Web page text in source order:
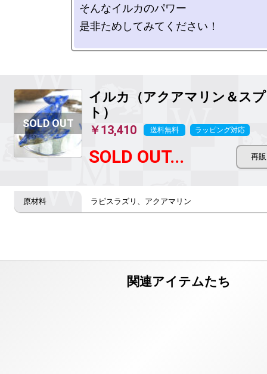
そんなイルカのパワー
是非ためしてみてください！
イルカ（アクアマリン＆ス
ト）
￥13,410 送料無料 ラッピング対応
SOLD OUT...
ラピスラズリ、アクアマリン